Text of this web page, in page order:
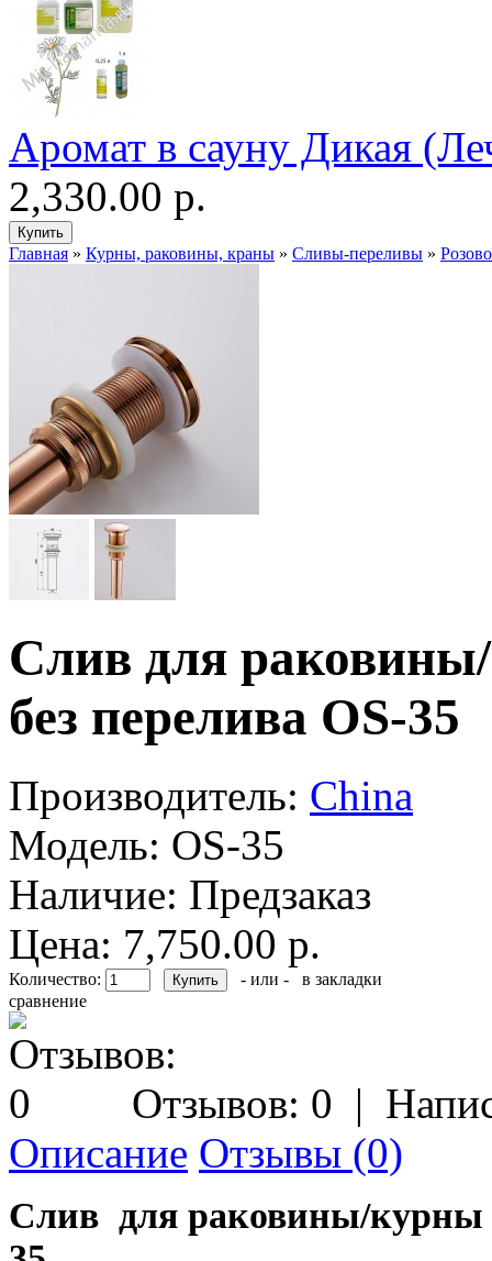
Аромат в сауну Дикая
2,330.00 р.
Главная » Курны, раковины, краны » Сливы-переливы »
Слив для
без перелива OS-35
Производитель: China
Модель: OS-35
Наличие: Предзаказ
Цена: 7,750.00 р.
Количество: - или -
в закладки
сравнение
Отзывов: 0 |
Описание Отзывы (0)
Слив для раковины/курны